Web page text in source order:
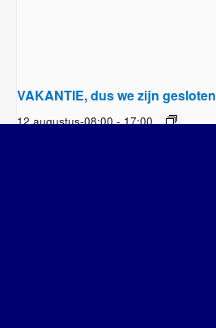
VAKANTIE, dus we zijn gesloten
12 augustus-08:00 - 17:00